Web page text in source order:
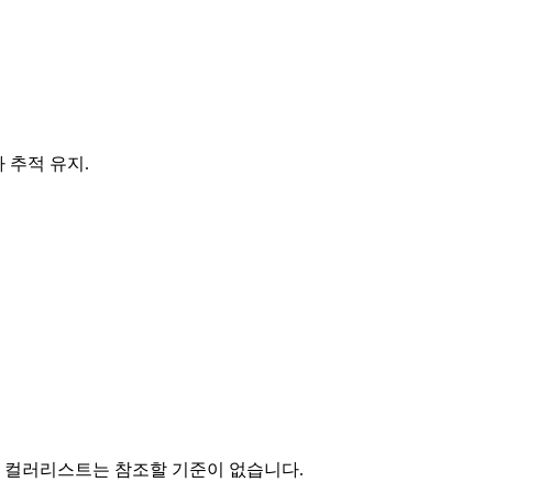
추적 유지.
러리스트는 참조할 기준이 없습니다.